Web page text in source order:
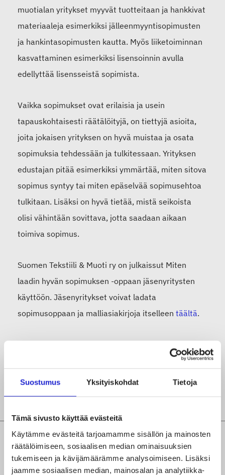
Suostumus Yksityiskohdat Tietoja
Tämä sivusto käyttää evästeitä
Käytämme evästeitä tarjoamamme sisällön ja mainosten
räätälöimiseen, sosiaalisen median ominaisuuksien
tukemiseen ja kävijämäärämme analysoimiseen. Lisäksi
jaamme sosiaalisen median, mainosalan ja analytiikka-
muotialan yritykset myyvät tuotteitaan ja hankkivat
materiaaleja esimerkiksi jälleenmyyntisopimusten
ja hankintasopimusten kautta. Myös liiketoiminnan
kasvattaminen esimerkiksi lisensoinnin avulla
edellyttää lisensseistä sopimista.
Vaikka sopimukset ovat erilaisia ja usein
tapauskohtaisesti räätälöityjä, on tiettyjä asioita,
joita jokaisen yrityksen on hyvä muistaa ja osata
sopimuksia tehdessään ja tulkitessaan. Yrityksen
edustajan pitää esimerkiksi ymmärtää, miten sitova
sopimus syntyy tai miten epäselvää sopimusehtoa
tulkitaan. Lisäksi on hyvä tietää, mistä seikoista
olisi vähintään sovittava, jotta saadaan aikaan
toimiva sopimus.
Suomen Tekstiili & Muoti ry on julkaissut Miten
laadin hyvän sopimuksen -oppaan jäsenyritysten
käyttöön. Jäsenyritykset voivat ladata
sopimusoppaan ja malliasiakirjoja itselleen täältä.
jäsenenä, saat maksutonta neuvontaa liiton
lakimieheltä, joka auttaa yrityksiä lakiasioiden,